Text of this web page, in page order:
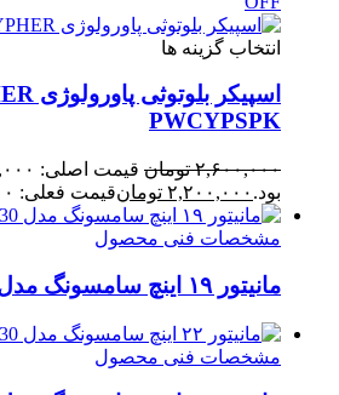
انتخاب گزینه ها
PWCYPSPK
۲,۶۰۰,۰۰۰ تومان
بود. ۲,۲۰۰,۰۰۰ تومانقیمت فعلی: ۲,۲۰۰,۰۰۰ تومان.
مشخصات فنی محصول
مانیتور ۱۹ اینچ سامسونگ مدل LS19A330
مشخصات فنی محصول